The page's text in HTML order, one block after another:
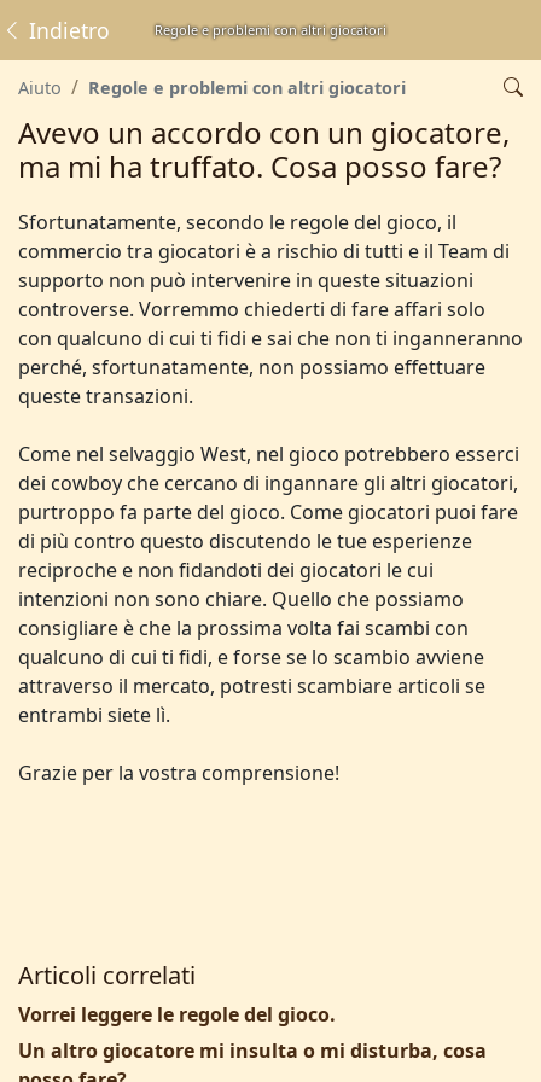
Regole e problemi con altri giocatori
Indietro
Aiuto Regole e problemi con altri giocatori
Avevo un accordo con un giocatore,
ma mi ha truffato. Cosa posso fare?
Sfortunatamente, secondo le regole del gioco, il
commercio tra giocatori è a rischio di tutti e il Team di
supporto non può intervenire in queste situazioni
controverse. Vorremmo chiederti di fare affari solo
con qualcuno di cui ti fidi e sai che non ti inganneranno
perché, sfortunatamente, non possiamo effettuare
queste transazioni.
Come nel selvaggio West, nel gioco potrebbero esserci
dei cowboy che cercano di ingannare gli altri giocatori,
purtroppo fa parte del gioco. Come giocatori puoi fare
di più contro questo discutendo le tue esperienze
reciproche e non fidandoti dei giocatori le cui
intenzioni non sono chiare. Quello che possiamo
consigliare è che la prossima volta fai scambi con
qualcuno di cui ti fidi, e forse se lo scambio avviene
attraverso il mercato, potresti scambiare articoli se
entrambi siete lì.
Grazie per la vostra comprensione!
Articoli correlati
Vorrei leggere le regole del gioco.
Un altro giocatore mi insulta o mi disturba, cosa